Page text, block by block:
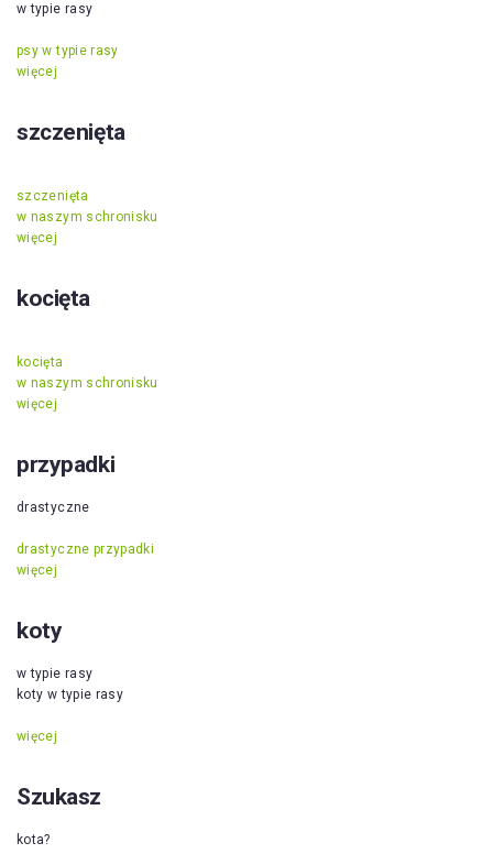
w typie rasy
psy w typie rasy
więcej
szczenięta
szczenięta
w naszym schronisku
więcej
kocięta
kocięta
w naszym schronisku
więcej
przypadki
drastyczne
drastyczne przypadki
więcej
koty
w typie rasy
koty w typie rasy
więcej
Szukasz
kota?